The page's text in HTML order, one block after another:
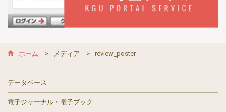
ホーム メディア review_poster
データベース
電子ジャーナル・電子ブック